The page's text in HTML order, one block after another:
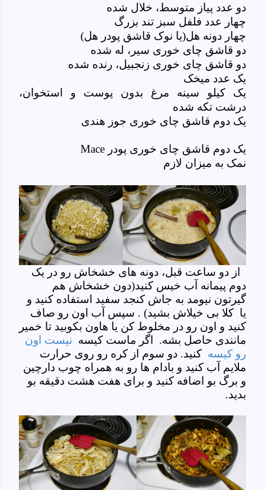
دو عدد پیاز متوسط، خلال شده
چهار عدد فلفل سبز تند بزرگ
چهار دونه هل(یا نوک قاشق پودر هل)
دو قاشق چای خوری سیر، له شده
دو قاشق چای خوری زنجبیل، رنده شده
یک عدد میخک
یک کیلو سینه مرغ بدون پوست و استخوان،
درشت تکه شده
یک دوم قاشق چای خوری جوز هندی
یک دوم قاشق چای خوری پودر Mace
نمک به میزان لازم
از دو ساعت قبل، دونه های خشخاش رو در یک
دوم پیمانه آب خیس کنید(دون خشخاش هم
گیرتون نیومد به جاش کنجد سفید استفاده کنید و
یا کلا بی خیلاش بشید) . سپس آب اون رو صاف
کنید و اون رو در مخلوط کن یا هاون بکوبید تا خمیر
مانندی حاصل بشه. اگر ماست کیسه نیست اون
رو کیسه کنید. دو سوم از کره رو روی حرارت
ملایم آب کنید و بادام ها رو به همراه چوب دارچین
و برگ بو اضافه کنید و برای هفت هشت دقیقه بو
بدید.